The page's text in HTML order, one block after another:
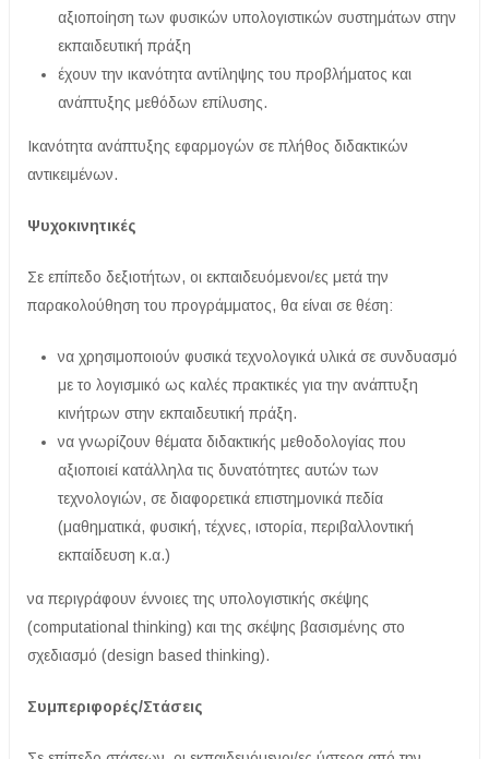
αξιοποίηση των φυσικών υπολογιστικών συστημάτων στην
εκπαιδευτική πράξη
έχουν την ικανότητα αντίληψης του προβλήματος και
ανάπτυξης μεθόδων επίλυσης.
Ικανότητα ανάπτυξης εφαρμογών σε πλήθος διδακτικών
αντικειμένων.
Ψυχοκινητικές
Σε επίπεδο δεξιοτήτων, οι εκπαιδευόμενοι/ες μετά την
παρακολούθηση του προγράμματος, θα είναι σε θέση:
να χρησιμοποιούν φυσικά τεχνολογικά υλικά σε συνδυασμό
με το λογισμικό ως καλές πρακτικές για την ανάπτυξη
κινήτρων στην εκπαιδευτική πράξη.
να γνωρίζουν θέματα διδακτικής μεθοδολογίας που
αξιοποιεί κατάλληλα τις δυνατότητες αυτών των
τεχνολογιών, σε διαφορετικά επιστημονικά πεδία
(μαθηματικά, φυσική, τέχνες, ιστορία, περιβαλλοντική
εκπαίδευση κ.α.)
να περιγράφουν έννοιες της υπολογιστικής σκέψης
(computational thinking) και της σκέψης βασισμένης στο
σχεδιασμό (design based thinking).
Συμπεριφορές/Στάσεις